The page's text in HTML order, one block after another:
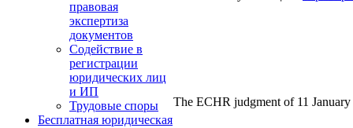
правовая
экспертиза
документов
Содействие в
регистрации
юридических лиц
и ИП
Трудовые споры
Бесплатная юридическая
The ECHR judgment of 11